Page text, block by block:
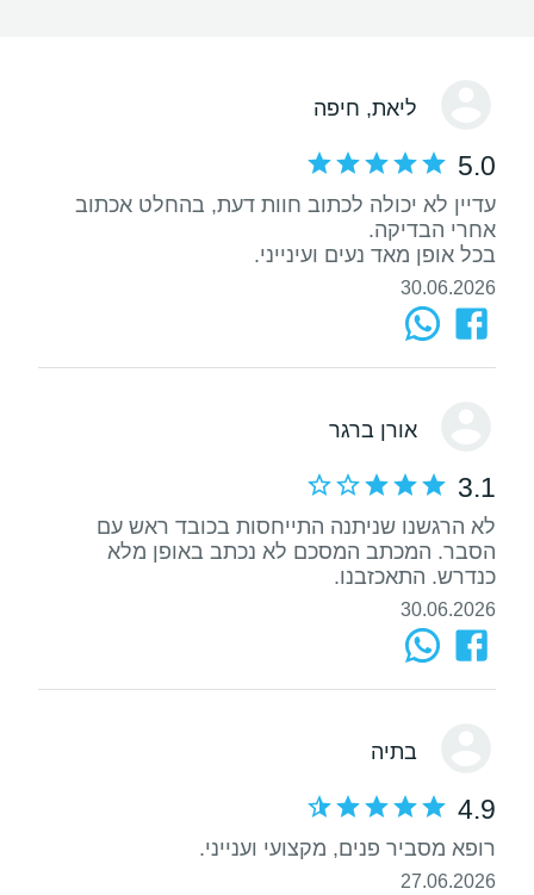
ליאת, חיפה
5.0
עדיין לא יכולה לכתוב חוות דעת, בהחלט אכתוב
בכל אופן מאד נעים ועינייני.
30.06.2026
אורן ברגר
3.1
לא הרגשנו שניתנה התייחסות בכובד ראש עם
הסבר. המכתב המסכם לא נכתב באופן מלא
כנדרש. התאכזבנו.
30.06.2026
בתיה
4.9
רופא מסביר פנים, מקצועי וענייני.
27.06.2026